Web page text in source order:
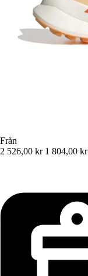
Från
2 526,00 kr 1 804,00 kr